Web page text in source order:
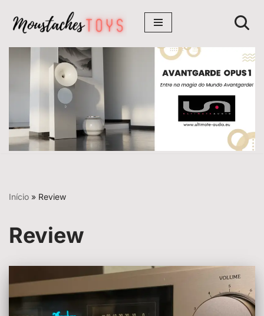
Avançar
para
conteúdo
Início » Review
Review